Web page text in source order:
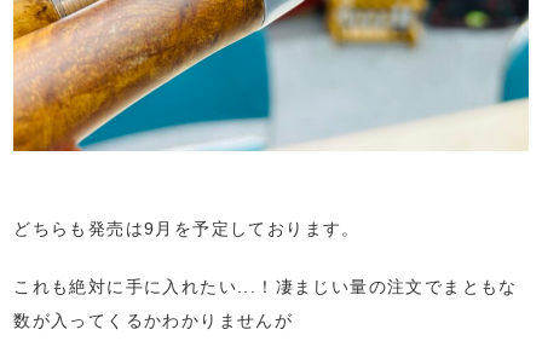
どちらも発売は9月を予定しております。
これも絶対に手に入れたい...！凄まじい量の注文でまともな
数が入ってくるかわかりませんが